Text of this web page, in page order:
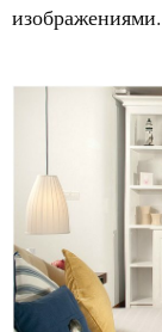
изображениями.